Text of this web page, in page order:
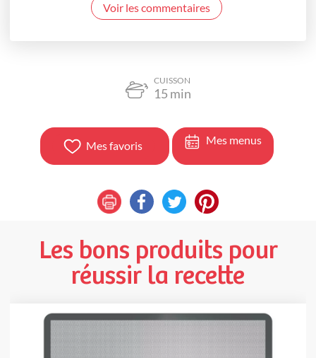
Voir les commentaires
CUISSON
15 min
Mes favoris Mes menus
Les bons produits pour
réussir la recette